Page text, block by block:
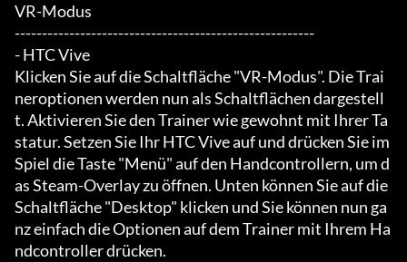
VR-Modus
-------------------------------------------------------
- HTC Vive
Klicken Sie auf die Schaltfläche "VR-Modus". Die Trai
neroptionen werden nun als Schaltflächen dargestell
t. Aktivieren Sie den Trainer wie gewohnt mit Ihrer Ta
statur. Setzen Sie Ihr HTC Vive auf und drücken Sie im
Spiel die Taste "Menü" auf den Handcontrollern, um d
as Steam-Overlay zu öffnen. Unten können Sie auf die
Schaltfläche "Desktop" klicken und Sie können nun ga
nz einfach die Optionen auf dem Trainer mit Ihrem Ha
ndcontroller drücken.